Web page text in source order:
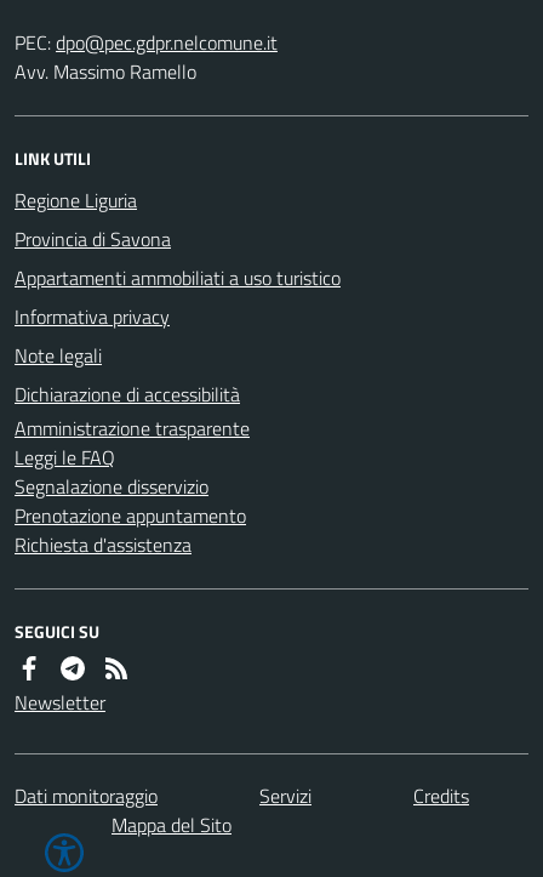
PEC:
Avv. Massimo Ramello
LINK UTILI
Regione Liguria
Provincia di Savona
Appartamenti ammobiliati a uso turistico
Informativa privacy
Note legali
Dichiarazione di accessibilità
Amministrazione trasparente
Leggi le FAQ
Segnalazione disservizio
Prenotazione appuntamento
Richiesta d'assistenza
SEGUICI SU
Newsletter
Dati monitoraggio Servizi
Credits
Mappa del Sito